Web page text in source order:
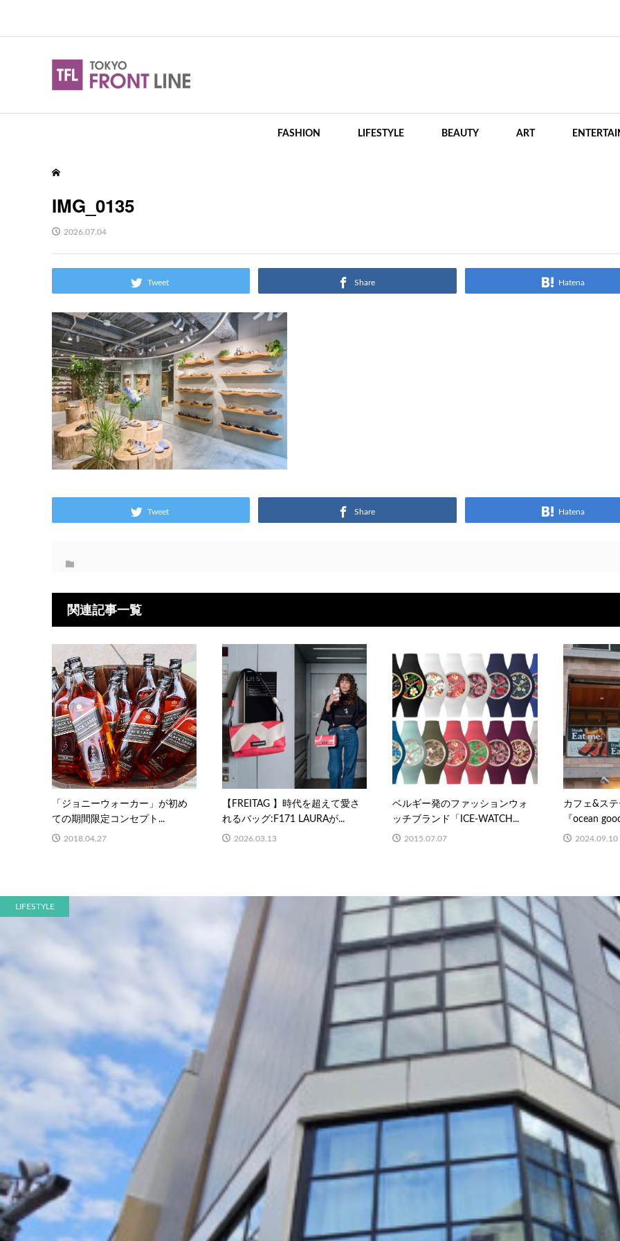
FASHION LIFESTYLE BEAUTY ART
IMG_0135
2026.07.04
Tweet Share Hatena
Tweet Share Hatena
関連記事一覧
「ジョニーウォーカー」が初め
ての期間限定コンセプト...
2018.04.27
【FREITAG 】時代を超えて愛さ
れるバッグ:F171 LAURAが...
2026.03.13
ベルギー発のファッションウォ
ッチブランド「ICE-WATCH...
2015.07.07
カフェ&ス
『ocean
2024.09.10
LIFESTYLE